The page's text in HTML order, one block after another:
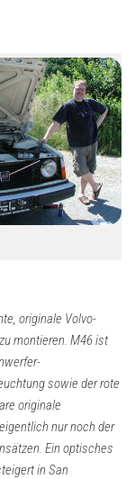
originale Volvo-
montieren. M46 ist
sowie der rote
originale
nur noch der
Ein optisches
in San